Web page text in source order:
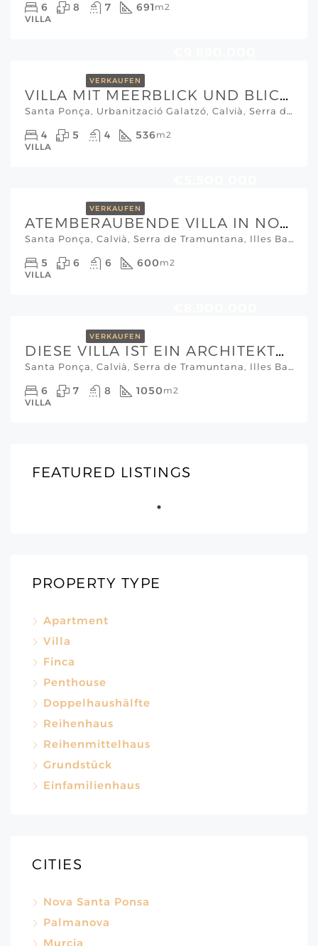
6 8 7 691 m2
VILLA
VERKAUFEN
VILLA MIT MEERBLICK UND BLICK AUF DIE MALGRATS-INSELN IN SANTA PONSA
Santa Ponça, Urbanització Galatzó, Calvià, Serra de Tramuntana, Illes Balears, 07180, España, Mallorca Südwesten
4 5 4 536m2
VILLA
VERKAUFEN
ATEMBERAUBENDE VILLA IN NOVA SANTA PONSA
Santa Ponça, Calvià, Serra de Tramuntana, Illes Balears, 07180, España, Mallorca Südwesten
5 6 6 600 m2
VILLA
VERKAUFEN
DIESE VILLA IST EIN ARCHITEKTONISCHES MEISTERWERK
Santa Ponça, Calvià, Serra de Tramuntana, Illes Balears, 07180, España, Mallorca Südwesten
6 7 8 1050 m2
VILLA
FEATURED LISTINGS
€1.850.000
PROPERTY TYPE
Apartment
Villa
Finca
Penthouse
Doppelhaushälfte
Reihenhaus
Reihenmittelhaus
Grundstück
Einfamilienhaus
CITIES
Nova Santa Ponsa
Palmanova
Murcia